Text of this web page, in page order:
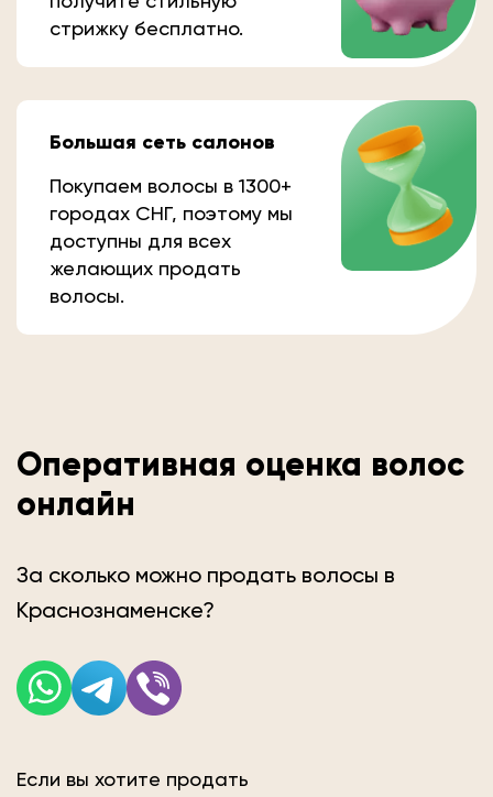
стрижку бесплатно.
Большая сеть салонов
Покупаем волосы в 1300+
городах СНГ, поэтому мы
доступны для всех
желающих продать
волосы.
Оперативная оценка волос
онлайн
За сколько можно продать волосы в
Краснознаменске?
Если вы хотите продать